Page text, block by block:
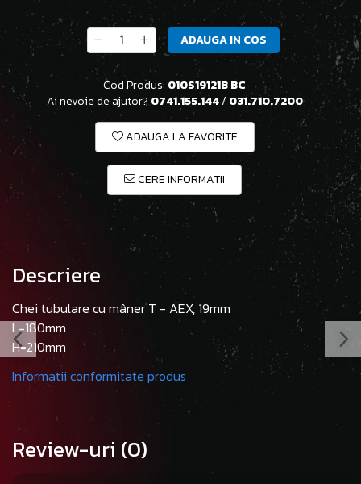
ADAUGA IN COS
Cod Produs: 010S19121B BC
Ai nevoie de ajutor? 0741.155.144/ 031.710.7200
ADAUGA LA FAVORITE
CERE INFORMATII
Descriere
Chei tubulare cu mâner T - AEX, 19mm
L=180mm
H=210mm
Informatii conformitate produs
Review-uri (0)